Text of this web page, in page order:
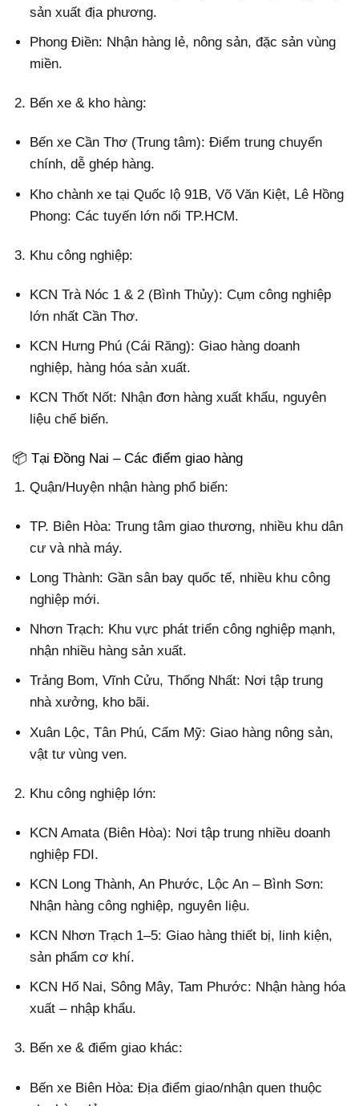
sản xuất địa phương.
Phong Điền: Nhận hàng lẻ, nông sản, đặc sản vùng
miền.
Bến xe & kho hàng:
Bến xe Cần Thơ (Trung tâm): Điểm trung chuyển
chính, dễ ghép hàng.
Kho chành xe tại Quốc lộ 91B, Võ Văn Kiệt, Lê Hồng
Phong: Các tuyến lớn nối TP.HCM.
Khu công nghiệp:
KCN Trà Nóc 1 & 2 (Bình Thủy): Cụm công nghiệp
lớn nhất Cần Thơ.
KCN Hưng Phú (Cái Răng): Giao hàng doanh
nghiệp, hàng hóa sản xuất.
KCN Thốt Nốt: Nhận đơn hàng xuất khẩu, nguyên
liệu chế biến.
📦 Tại Đồng Nai – Các điểm giao hàng
Quận/Huyện nhận hàng phổ biến:
TP. Biên Hòa: Trung tâm giao thương, nhiều khu dân
cư và nhà máy.
Long Thành: Gần sân bay quốc tế, nhiều khu công
nghiệp mới.
Nhơn Trạch: Khu vực phát triển công nghiệp mạnh,
nhận nhiều hàng sản xuất.
Trảng Bom, Vĩnh Cửu, Thống Nhất: Nơi tập trung
nhà xưởng, kho bãi.
Xuân Lộc, Tân Phú, Cẩm Mỹ: Giao hàng nông sản,
vật tư vùng ven.
Khu công nghiệp lớn:
KCN Amata (Biên Hòa): Nơi tập trung nhiều doanh
nghiệp FDI.
KCN Long Thành, An Phước, Lộc An – Bình Sơn:
Nhận hàng công nghiệp, nguyên liệu.
KCN Nhơn Trạch 1–5: Giao hàng thiết bị, linh kiện,
sản phẩm cơ khí.
KCN Hố Nai, Sông Mây, Tam Phước: Nhận hàng hóa
xuất – nhập khẩu.
Bến xe & điểm giao khác:
Bến xe Biên Hòa: Địa điểm giao/nhận quen thuộc